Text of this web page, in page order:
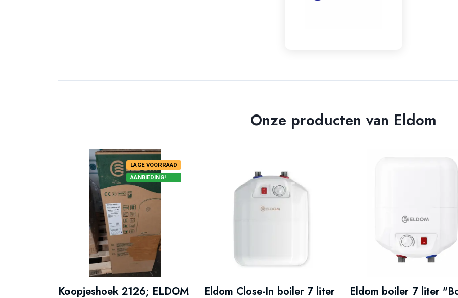
Onze producten van Eldom
LAGE VOORRAAD
AANBIEDING!
Koopjeshoek 2126; ELDOM Eldom Close-In boiler 7 liter Eldom boiler 7 liter